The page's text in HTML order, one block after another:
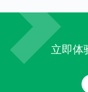
立即体